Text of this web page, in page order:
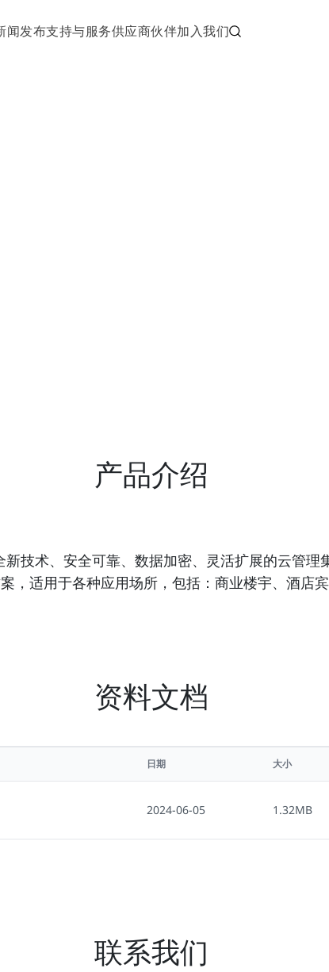
闻发布支持与服务供应商伙伴加入我们
产品介绍
技术、安全可靠、数据加密、灵活扩展的云管理
，适用于各种应用场所，包括：商业楼宇、酒店
资料文档
日期 大小
2024-06-05 1.32MB
联系我们